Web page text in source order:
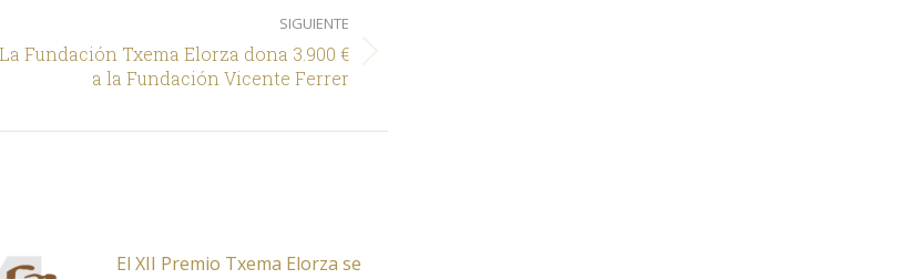
SIGUIENTE
Siguiente
La Fundación Txema Elorza dona 3.900 €
a la Fundación Vicente Ferrer
El XII Premio Txema Elorza se